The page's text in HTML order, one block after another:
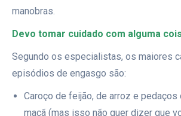
manobras.
Devo tomar cuidado com alguma
Segundo os especialistas, os maiores
episódios de engasgo são:
Caroço de feijão, de arroz e pedaços
maçã (mas isso não quer dizer que